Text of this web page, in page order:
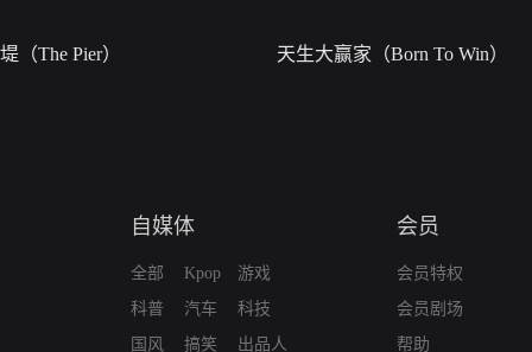
堤（The Pier） 天生大赢家（Born To Win）
自媒体
全部
科普
国风
Kpop
汽车
搞笑
游戏
科技
出品人
会员
会员特权
会员剧场
帮助